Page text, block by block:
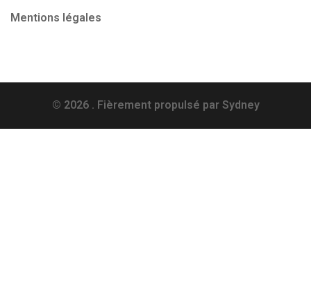
Mentions légales
© 2026 . Fièrement propulsé par Sydney